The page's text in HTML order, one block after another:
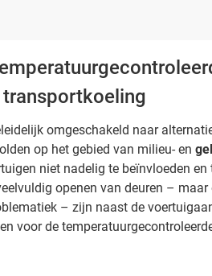
omgeschakeld naar
op het gebied van milieu- en
niet nadelig te beïnvloeden
openen van deuren –
– zijn naast de
voor de